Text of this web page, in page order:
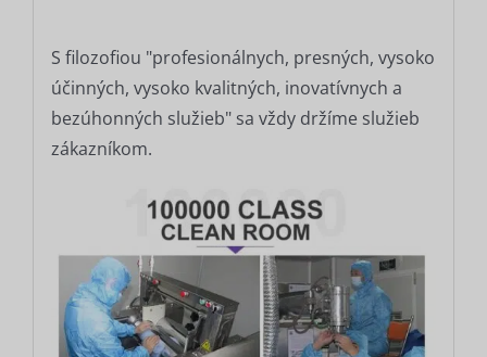
S filozofiou "profesionálnych, presných, vysoko
účinných, vysoko kvalitných, inovatívnych a
bezúhonných služieb" sa vždy držíme služieb
zákazníkom.